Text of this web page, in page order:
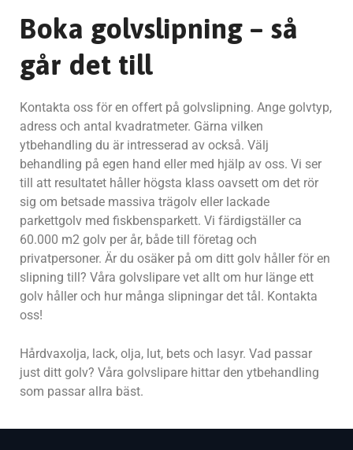
Boka golvslipning – så
går det till
Kontakta oss för en offert på golvslipning. Ange golvtyp,
adress och antal kvadratmeter. Gärna vilken
ytbehandling du är intresserad av också. Välj
behandling på egen hand eller med hjälp av oss. Vi ser
till att resultatet håller högsta klass oavsett om det rör
sig om betsade massiva trägolv eller lackade
parkettgolv med fiskbensparkett. Vi färdigställer ca
60.000 m2 golv per år, både till företag och
privatpersoner. Är du osäker på om ditt golv håller för en
slipning till? Våra golvslipare vet allt om hur länge ett
golv håller och hur många slipningar det tål. Kontakta
oss!
Hårdvaxolja, lack, olja, lut, bets och lasyr. Vad passar
just ditt golv? Våra golvslipare hittar den ytbehandling
som passar allra bäst.